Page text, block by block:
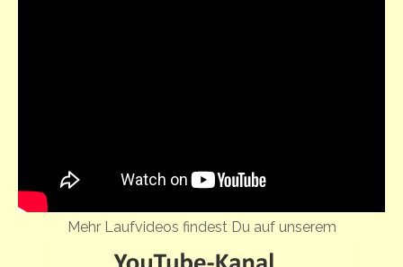
Mehr Laufvideos findest Du auf unserem